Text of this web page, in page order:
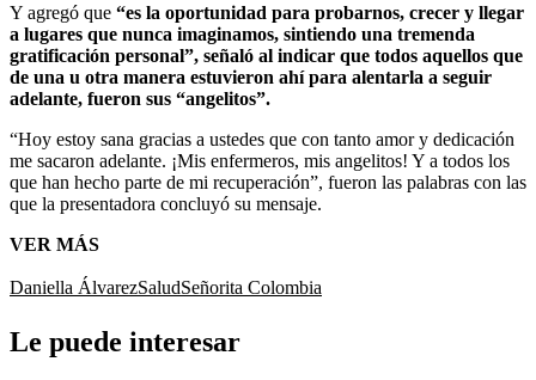
Y agregó que “es la oportunidad para probarnos, crecer y llegar
a lugares que nunca imaginamos, sintiendo una tremenda
gratificación personal”, señaló al indicar que todos aquellos que
de una u otra manera estuvieron ahí para alentarla a seguir
adelante, fueron sus “angelitos”.
“Hoy estoy sana gracias a ustedes que con tanto amor y dedicación
me sacaron adelante. ¡Mis enfermeros, mis angelitos! Y a todos los
que han hecho parte de mi recuperación”, fueron las palabras con las
que la presentadora concluyó su mensaje.
VER MÁS
Daniella ÁlvarezSaludSeñorita Colombia
Le puede interesar